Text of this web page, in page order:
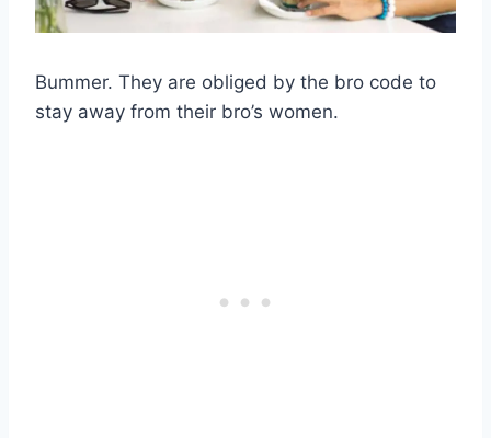
Bummer. They are obliged by the bro code to
stay away from their bro’s women.